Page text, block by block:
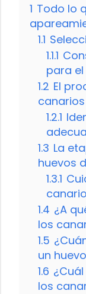
1 Todo lo
1.1
1.1.1
para
1.2 El
canarios
1.2.1
1.3 La
huevos
1.3.1
canario
1.4 ¿A
los
1.5
un
1.6
los